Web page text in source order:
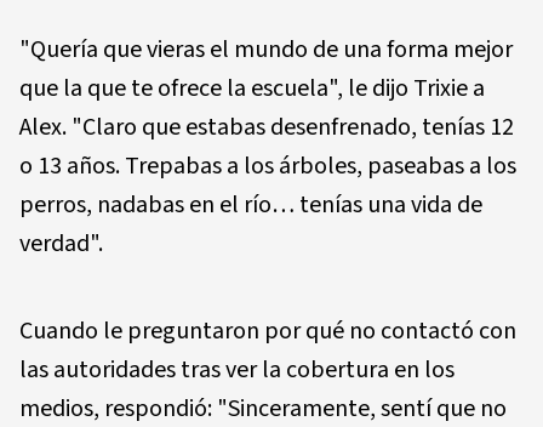
"Quería que vieras el mundo de una forma mejor
que la que te ofrece la escuela", le dijo Trixie a
Alex. "Claro que estabas desenfrenado, tenías 12
o 13 años. Trepabas a los árboles, paseabas a los
perros, nadabas en el río… tenías una vida de
verdad".
Cuando le preguntaron por qué no contactó con
las autoridades tras ver la cobertura en los
medios, respondió: "Sinceramente, sentí que no